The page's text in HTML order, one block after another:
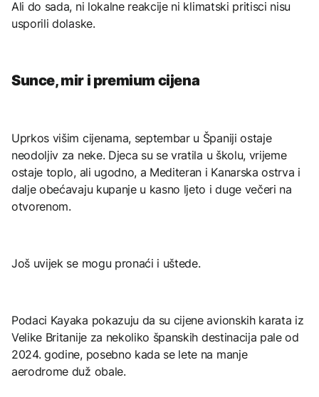
Ali do sada, ni lokalne reakcije ni klimatski pritisci nisu
usporili dolaske.
Sunce, mir i premium cijena
Uprkos višim cijenama, septembar u Španiji ostaje
neodoljiv za neke. Djeca su se vratila u školu, vrijeme
ostaje toplo, ali ugodno, a Mediteran i Kanarska ostrva i
dalje obećavaju kupanje u kasno ljeto i duge večeri na
otvorenom.
Još uvijek se mogu pronaći i uštede.
Podaci Kayaka pokazuju da su cijene avionskih karata iz
Velike Britanije za nekoliko španskih destinacija pale od
2024. godine, posebno kada se lete na manje
aerodrome duž obale.